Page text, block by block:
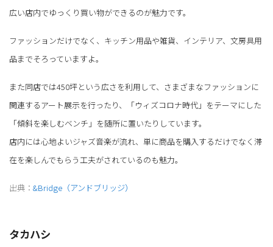
広い店内でゆっくり買い物ができるのが魅力です。
ファッションだけでなく、キッチン用品や雑貨、インテリア、文房具用
品までそろっていますよ。
また同店では450坪という広さを利用して、さまざまなファッションに
関連するアート展示を行ったり、「ウィズコロナ時代」をテーマにした
「傾斜を楽しむベンチ」を随所に置いたりしています。
店内には心地よいジャズ音楽が流れ、単に商品を購入するだけでなく滞
在を楽しんでもらう工夫がされているのも魅力。
出典： &Bridge（アンドブリッジ）
タカハシ